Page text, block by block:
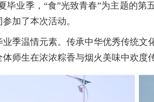
毕业季，“食”光致青春”为主题的
加了本次活动。
季温情元素。传承中华优秀传统
师生在浓浓粽香与烟火美味中欢度